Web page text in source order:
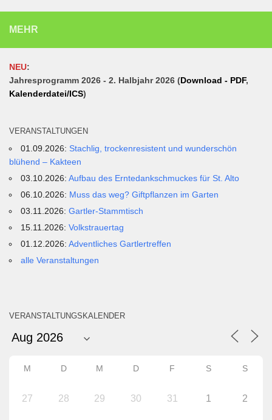
MEHR
NEU:
Jahresprogramm 2026 - 2. Halbjahr 2026 (Download - PDF,
Kalenderdatei/ICS)
VERANSTALTUNGEN
01.09.2026: Stachlig, trockenresistent und wunderschön
blühend – Kakteen
03.10.2026:Aufbau des Erntedankschmuckes für St. Alto
06.10.2026: Muss das weg? Giftpflanzen im Garten
03.11.2026:Gartler-Stammtisch
15.11.2026:Volkstrauertag
01.12.2026:Adventliches Gartlertreffen
alle Veranstaltungen
VERANSTALTUNGSKALENDER
M D M D F S S
27 28 29 30 31 1 2